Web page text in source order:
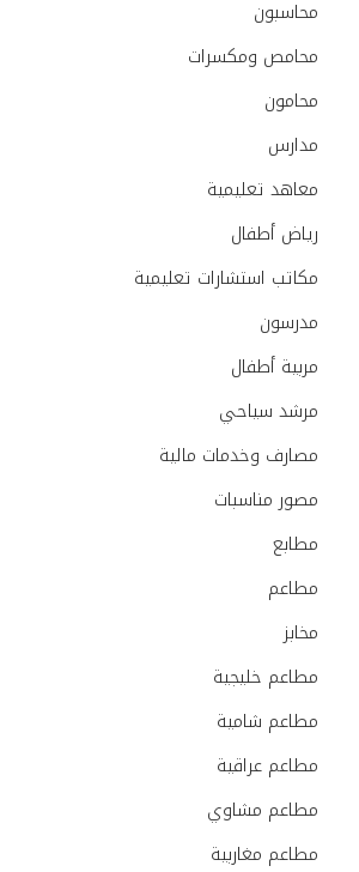
محاسبون
محامص ومكسرات
محامون
مدارس
معاهد تعليمية
رياض أطفال
مكاتب استشارات تعليمية
مدرسون
مربية أطفال
مرشد سياحي
مصارف وخدمات مالية
مصور مناسبات
مطابع
مطاعم
مخابز
مطاعم خليجية
مطاعم شامية
مطاعم عراقية
مطاعم مشاوي
مطاعم مغاربية